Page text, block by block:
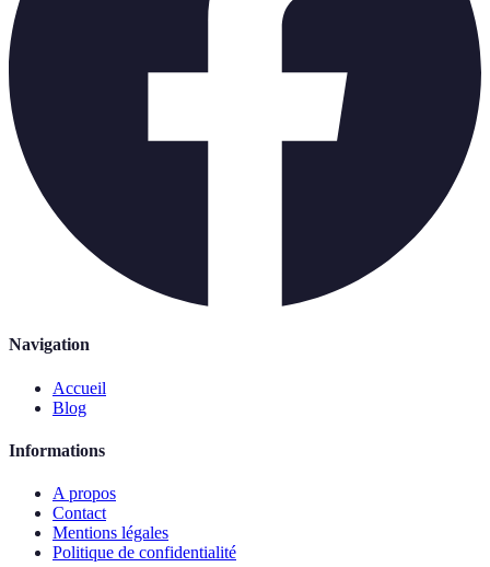
Navigation
Accueil
Blog
Informations
A propos
Contact
Mentions légales
Politique de confidentialité